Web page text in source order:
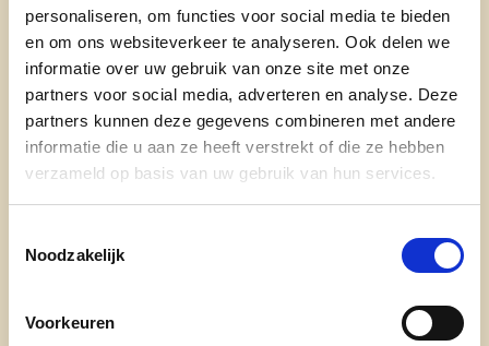
personaliseren, om functies voor social media te bieden
en om ons websiteverkeer te analyseren. Ook delen we
informatie over uw gebruik van onze site met onze
partners voor social media, adverteren en analyse. Deze
partners kunnen deze gegevens combineren met andere
informatie die u aan ze heeft verstrekt of die ze hebben
verzameld op basis van uw gebruik van hun services.
Noodzakelijk
Voorkeuren
cd&v Westerlo
nieuws
onze mensen
activiteiten
Nieuwsbrief